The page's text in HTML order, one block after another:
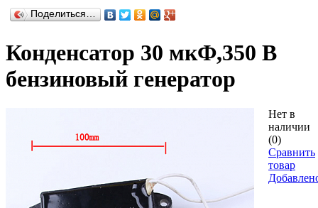
Поделиться…
Конденсатор 30 мкФ,350 В
бензиновый генератор
Нет в
наличии
(0)
Сравнить
товар